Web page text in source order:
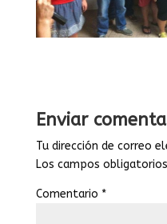
Enviar
Tu dirección de correo
Los campos
Comentario *